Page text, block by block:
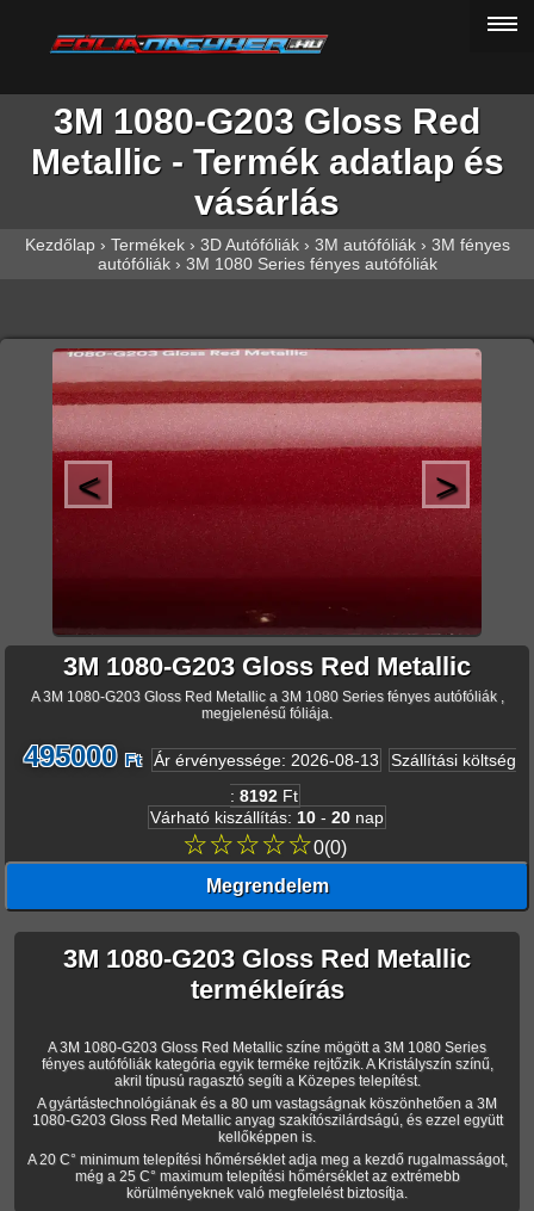
3M 1080-G203 Gloss Red
Metallic - Termék adatlap és
vásárlás
Kezdőlap› Termékek› 3D Autófóliák› 3M autófóliák› 3M fényes
autófóliák› 3M 1080 Series fényes autófóliák
< >
3M 1080-G203 Gloss Red Metallic
A 3M 1080-G203 Gloss Red Metallic a 3M 1080 Series fényes autófóliák ,
megjelenésű fóliája.
495000 Ft Ár érvényessége: 2026-08-13
Szállítási költség
: 8192 Ft
Várható kiszállítás: 10 - 20 nap
☆☆☆☆☆0(0)
Megrendelem
3M 1080-G203 Gloss Red Metallic
termékleírás
A 3M 1080-G203 Gloss Red Metallic színe mögött a 3M 1080 Series
fényes autófóliák kategória egyik terméke rejtőzik. A Kristályszín színű,
akril típusú ragasztó segíti a Közepes telepítést.
A gyártástechnológiának és a 80 um vastagságnak köszönhetően a 3M
1080-G203 Gloss Red Metallic anyag szakítószilárdságú, és ezzel együtt
kellőképpen is.
A 20 C° minimum telepítési hőmérséklet adja meg a kezdő rugalmasságot,
még a 25 C° maximum telepítési hőmérséklet az extrémebb
körülményeknek való megfelelést biztosítja.